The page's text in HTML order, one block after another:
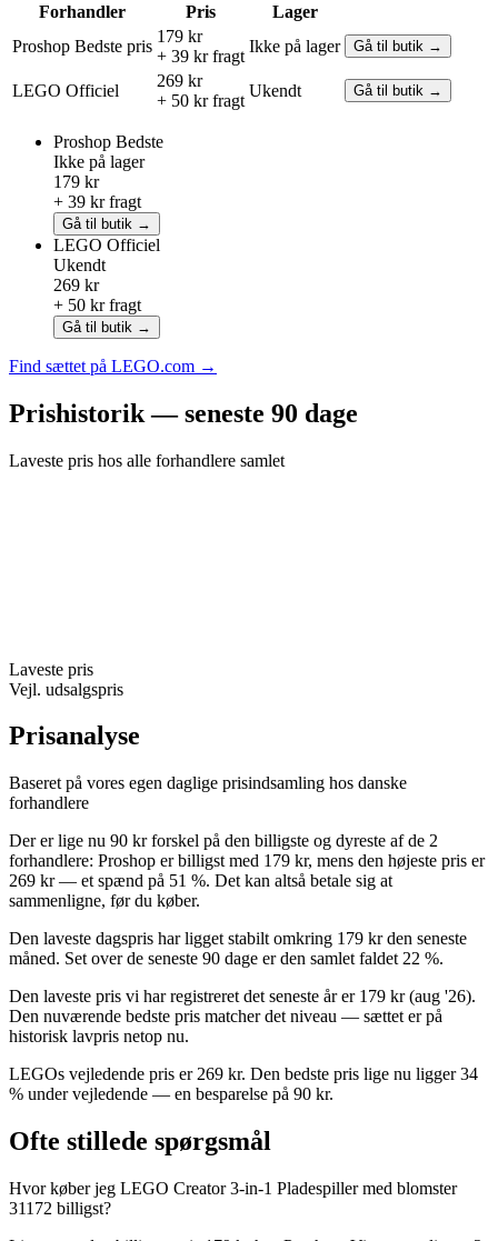
Forhandler Pris
Lager
Proshop Bedste pris
179 kr
+ 39 kr fragt
Ikke på lager Gå til butik →
LEGO Officiel
269 kr
+ 50 kr fragt
Ukendt Gå til butik →
Proshop Bedste
Ikke på lager
179 kr
+ 39 kr fragt
Gå til butik →
LEGO Officiel
Ukendt
269 kr
+ 50 kr fragt
Gå til butik →
Find sættet på LEGO.com →
Prishistorik — seneste 90 dage
Laveste pris hos alle forhandlere samlet
Laveste pris
Vejl. udsalgspris
Prisanalyse
Baseret på vores egen daglige prisindsamling hos danske
forhandlere
Der er lige nu 90 kr forskel på den billigste og dyreste af de 2
forhandlere: Proshop er billigst med 179 kr, mens den højeste pris er
269 kr — et spænd på 51 %. Det kan altså betale sig at
sammenligne, før du køber.
Den laveste dagspris har ligget stabilt omkring 179 kr den seneste
måned. Set over de seneste 90 dage er den samlet faldet 22 %.
Den laveste pris vi har registreret det seneste år er 179 kr (aug '26).
Den nuværende bedste pris matcher det niveau — sættet er på
historisk lavpris netop nu.
LEGOs vejledende pris er 269 kr. Den bedste pris lige nu ligger 34
% under vejledende — en besparelse på 90 kr.
Ofte stillede spørgsmål
Hvor køber jeg LEGO Creator 3-in-1 Pladespiller med blomster
31172 billigst?